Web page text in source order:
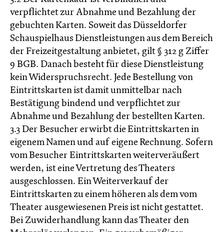
verpflichtet zur Abnahme und Bezahlung der
gebuchten Karten. Soweit das Düsseldorfer
Schauspielhaus Dienstleistungen aus dem Bereich
der Freizeitgestaltung anbietet, gilt § 312 g Ziffer
9 BGB. Danach besteht für diese Dienstleistung
kein Widerspruchsrecht. Jede Bestellung von
Eintrittskarten ist damit unmittelbar nach
Bestätigung bindend und verpflichtet zur
Abnahme und Bezahlung der bestellten Karten.
3.3 Der Besucher erwirbt die Eintrittskarten in
eigenem Namen und auf eigene Rechnung. Sofern
vom Besucher Eintrittskarten weiterveräußert
werden, ist eine Vertretung des Theaters
ausgeschlossen. Ein Weiterverkauf der
Eintrittskarten zu einem höheren als dem vom
Theater ausgewiesenen Preis ist nicht gestattet.
Bei Zuwiderhandlung kann das Theater den